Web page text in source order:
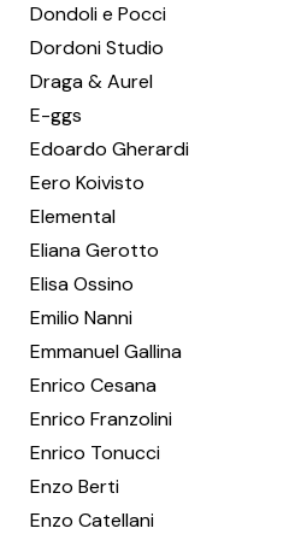
Dondoli e Pocci
Dordoni Studio
Draga & Aurel
E-ggs
Edoardo Gherardi
Eero Koivisto
Elemental
Eliana Gerotto
Elisa Ossino
Emilio Nanni
Emmanuel Gallina
Enrico Cesana
Enrico Franzolini
Enrico Tonucci
Enzo Berti
Enzo Catellani